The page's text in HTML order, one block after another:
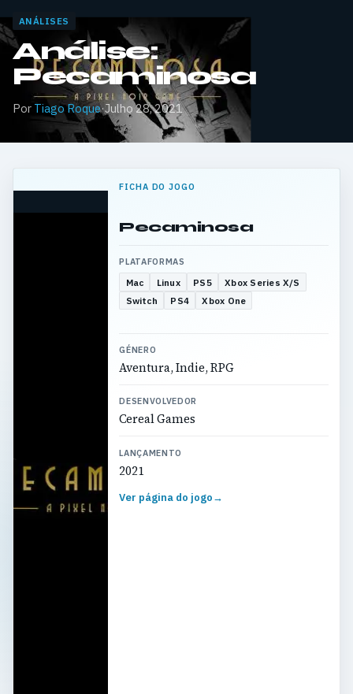
ANÁLISES
Análise:
Pecaminosa
Por Tiago Roque·Julho 28, 2021
FICHA DO JOGO
Pecaminosa
PLATAFORMAS
Mac Linux PS5
Xbox Series X/S
Switch
PS4 Xbox One
GÉNERO
Aventura, Indie, RPG
DESENVOLVEDOR
Cereal Games
LANÇAMENTO
2021
Ver página do jogo→